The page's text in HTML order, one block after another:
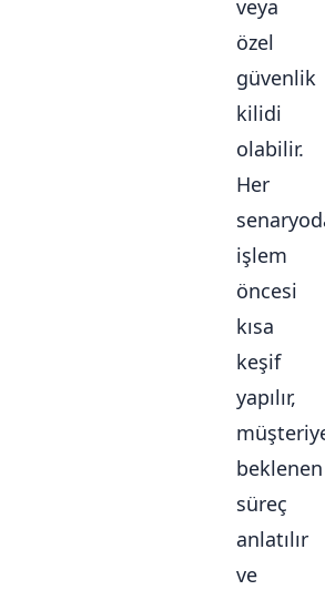
veya
özel
güvenlik
kilidi
olabilir.
Her
işlem
öncesi
kısa
keşif
yapılır,
beklenen
süreç
anlatılır
ve